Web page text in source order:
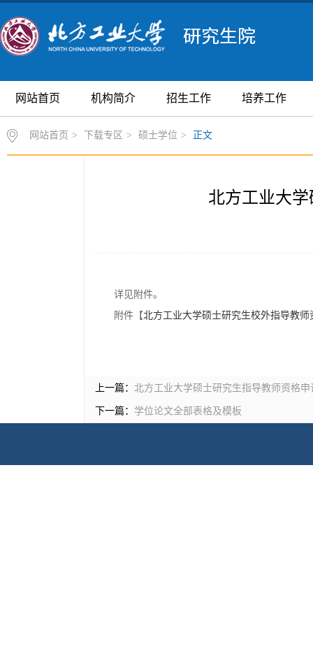
网站首页 机构简介 招生工作 培养工作
网站首页 > 下载专区 > 硕士学位 > 正文
北方工业大
详见附件。
附件【北方工业大学硕士研究生校外指导教师
上一篇： 北方工业大学硕士研究生指导教师资格
下一篇： 学位论文全部表格及模板